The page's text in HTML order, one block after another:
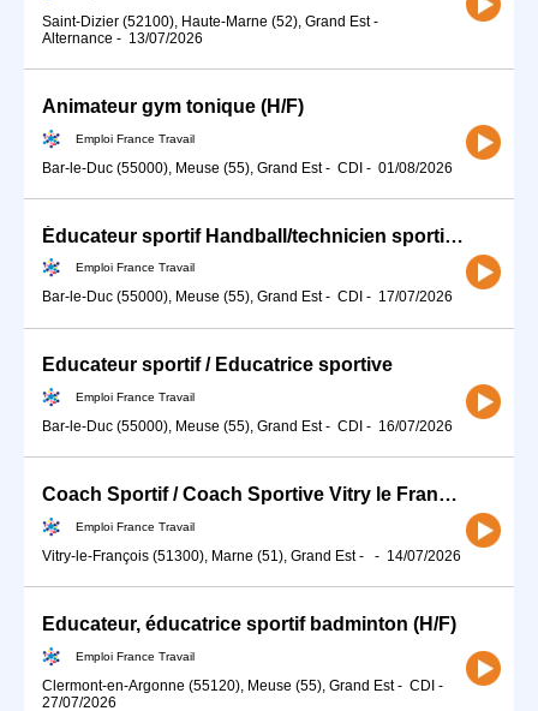
Saint-Dizier (52100), Haute-Marne (52), Grand Est-
Alternance - 13/07/2026
Animateur gym tonique (H/F)
Emploi France Travail
Bar-le-Duc (55000), Meuse (55), Grand Est- CDI - 01/08/2026
Éducateur sportif Handball/technicien sportif spécialisé handball (H/F)
Emploi France Travail
Bar-le-Duc (55000), Meuse (55), Grand Est- CDI - 17/07/2026
Educateur sportif / Educatrice sportive
Emploi France Travail
Bar-le-Duc (55000), Meuse (55), Grand Est- CDI - 16/07/2026
Coach Sportif / Coach Sportive Vitry le François (H/F)
Emploi France Travail
Vitry-le-François (51300), Marne (51), Grand Est- - 14/07/2026
Educateur, éducatrice sportif badminton (H/F)
Emploi France Travail
Clermont-en-Argonne (55120), Meuse (55), Grand Est- CDI -
27/07/2026